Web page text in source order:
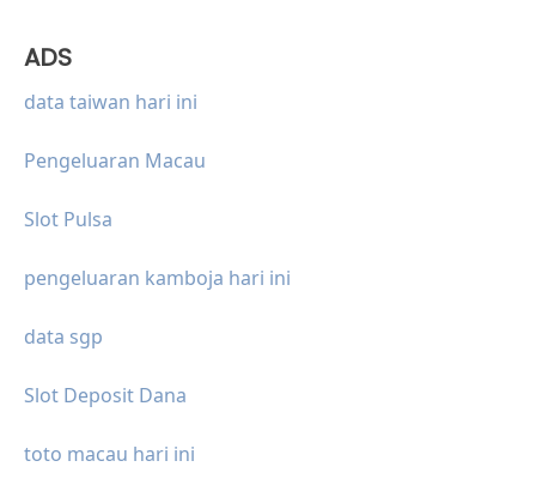
ADS
data taiwan hari ini
Pengeluaran Macau
Slot Pulsa
pengeluaran kamboja hari ini
data sgp
Slot Deposit Dana
toto macau hari ini